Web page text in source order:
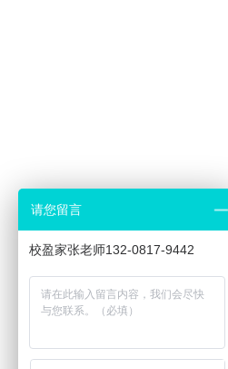
新疆石河子中山
邯郸远大发展中
请您留言
校盈家张老师132-0817-9442